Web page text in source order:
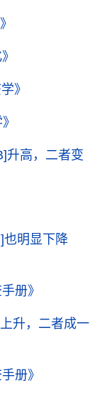
》
升高，二者变
也明显下降
册》
升，二者成一
册》